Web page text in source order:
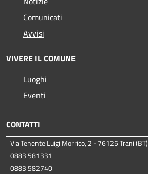
Comunicati
Avvisi
VIVERE IL COMUNE
Luoghi
Eventi
CONTATTI
Via Tenente Luigi Morrico, 2 - 76125 Trani (BT)
0883 581331
0883 582740